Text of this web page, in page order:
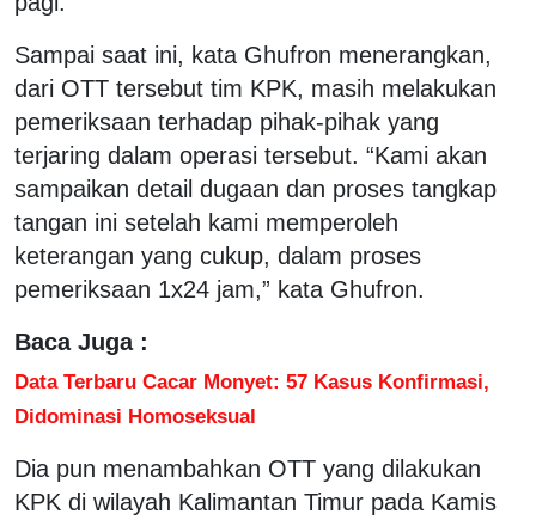
Sampai saat ini, kata Ghufron menerangkan,
dari OTT tersebut tim KPK, masih melakukan
pemeriksaan terhadap pihak-pihak yang
terjaring dalam operasi tersebut. “Kami akan
sampaikan detail dugaan dan proses tangkap
tangan ini setelah kami memperoleh
keterangan yang cukup, dalam proses
pemeriksaan 1x24 jam,” kata Ghufron.
Baca Juga :
Data Terbaru Cacar Monyet: 57 Kasus Konfirmasi,
Didominasi Homoseksual
Dia pun menambahkan OTT yang dilakukan
KPK di wilayah Kalimantan Timur pada Kamis